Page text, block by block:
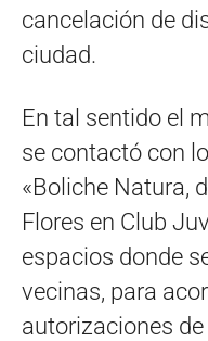
cancelación de
ciudad.
En tal sentido el
se contactó con
«Boliche Natura,
Flores en Club
espacios donde
vecinas, para
autorizaciones